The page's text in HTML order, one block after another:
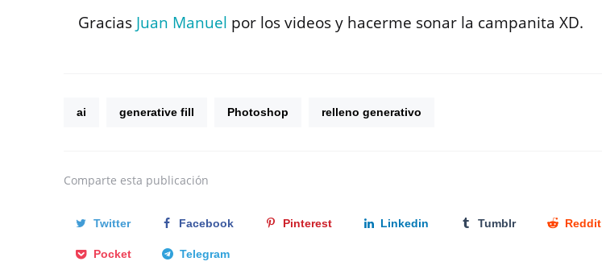
Gracias Juan Manuel por los videos y hacerme sonar la campanita XD.
ai generative fill Photoshop relleno generativo
Comparte esta publicación
Twitter Facebook Pinterest Linkedin Tumblr Reddit
Pocket Telegram